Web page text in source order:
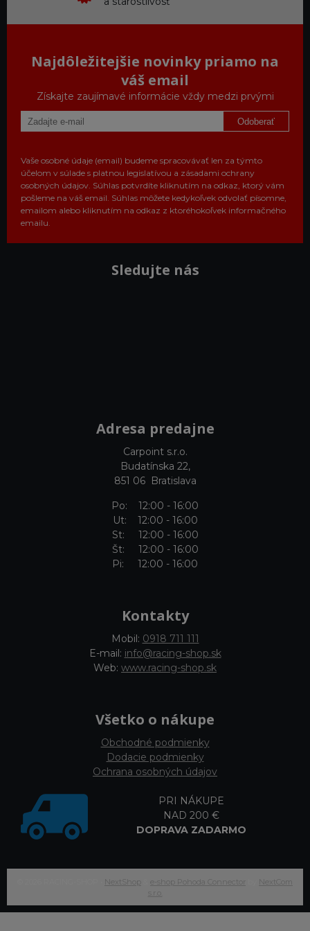
Najdôležitejšie novinky priamo na
váš email
Získajte zaujímavé informácie vždy medzi prvými
Odoberať
Vaše osobné údaje (email) budeme spracovávať len za týmto
účelom v súlade s platnou legislatívou a zásadami ochrany
osobných údajov. Súhlas potvrdíte kliknutím na odkaz, ktorý vám
pošleme na váš email. Súhlas môžete kedykoľvek odvolať písomne,
emailom alebo kliknutím na odkaz z ktoréhokoľvek informačného
emailu.
Sledujte nás
Adresa predajne
Carpoint s.r.o.
Budatínska 22,
851 06 Bratislava
Po: 12:00 - 16:00
Ut: 12:00 - 16:00
St: 12:00 - 16:00
Št: 12:00 - 16:00
Pi: 12:00 - 16:00
Kontakty
Mobil: 0918 711 111
E-mail: info@racing-shop.sk
Web: www.racing-shop.sk
Všetko o nákupe
Obchodné podmienky
Dodacie podmienky
Ochrana osobných údajov
PRI NÁKUPE
NAD 200 €
DOPRAVA ZADARMO
NextShop e-shop Pohoda Connector
NextCom